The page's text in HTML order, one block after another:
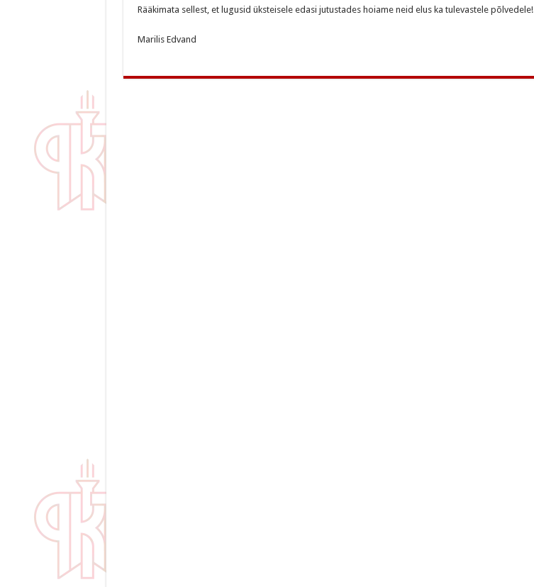
Rääkimata sellest, et lugusid üksteisele edasi jutustades hoiame neid elus ka tulevastele põlvedele!
Marilis Edvand